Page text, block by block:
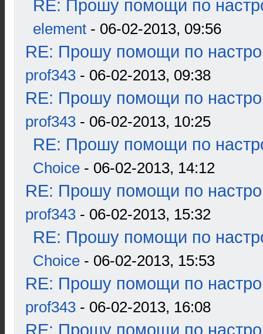
RE: Прошу помощи по
element - 06-02-2013, 09:56
RE: Прошу помощи по
prof343 - 06-02-2013, 09:38
RE: Прошу помощи по
prof343 - 06-02-2013, 10:25
RE: Прошу помощи по
Choice - 06-02-2013, 14:12
RE: Прошу помощи по
prof343 - 06-02-2013, 15:32
RE: Прошу помощи по
Choice - 06-02-2013, 15:53
RE: Прошу помощи по
prof343 - 06-02-2013, 16:08
RE: Прошу помощи по